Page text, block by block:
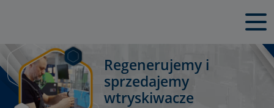
Regenerujemy i
sprzedajemy
wtryskiwacze